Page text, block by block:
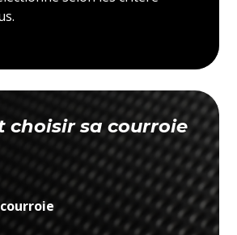
choisir sa courroie